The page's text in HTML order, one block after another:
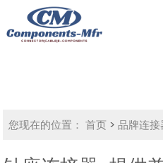
您现在的位置： 首页 >品牌连接